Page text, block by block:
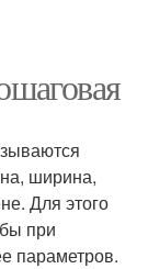
ширина,
Для этого
при
параметров.